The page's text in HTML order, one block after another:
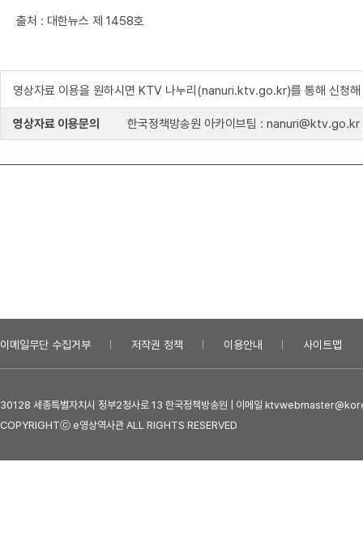
출처 : 대한뉴스 제 1458호
영상자료 이용을 원하시면 KTV 나누리(nanuri.ktv.go.kr)를 통해 신청해
영상자료 이용문의 한국정책방송원 아카이브팀 : nanuri@ktv.go.kr
이메일무단 수집거부 저작권 정책 이용안내 사이트맵
30128 세종특별자치시 정부2청사로 13 한국정책방송원 | 이메일
COPYRIGHTⓒ e영상역사관 ALL RIGHTS RESERVED